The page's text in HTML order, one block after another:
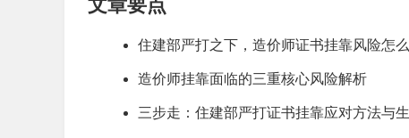
文章要点
住建部严打之下，造价师证书挂靠风险怎
造价师挂靠面临的三重核心风险解析
三步走：住建部严打证书挂靠应对方法与